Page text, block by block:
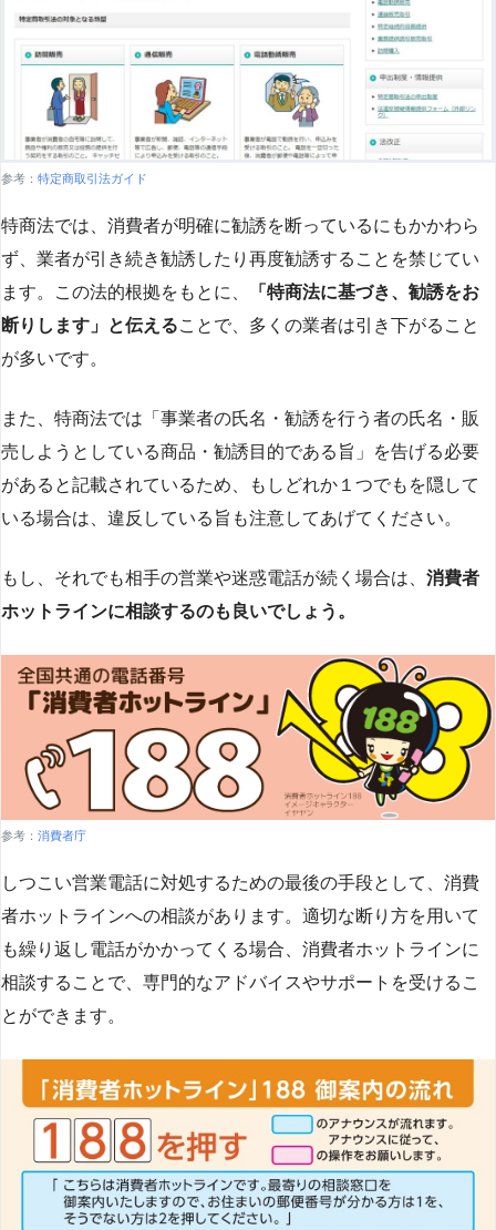
参考： 特定商取引法ガイド
特商法では、消費者が明確に勧誘を断っているにもかかわら
ず、業者が引き続き勧誘したり再度勧誘することを禁じてい
ます。この法的根拠をもとに、
「特商法に基づき、勧誘をお
断りします」と伝えることで、多くの業者は引き下がること
が多いです​​。
また、特商法では「事業者の氏名・勧誘を行う者の氏名・販
売しようとしている商品・勧誘目的である旨」を告げる必要
があると記載されているため、もしどれか１つでもを隠して
いる場合は、違反している旨も注意してあげてください。
もし、それでも相手の営業や迷惑電話が続く場合は、 消費者
ホットラインに相談するのも良いでしょう。
参考： 消費者庁
しつこい営業電話に対処するための最後の手段として、消費
者ホットラインへの相談があります。適切な断り方を用いて
も繰り返し電話がかかってくる場合、消費者ホットラインに
相談することで、専門的なアドバイスやサポートを受けるこ
とができます​​。